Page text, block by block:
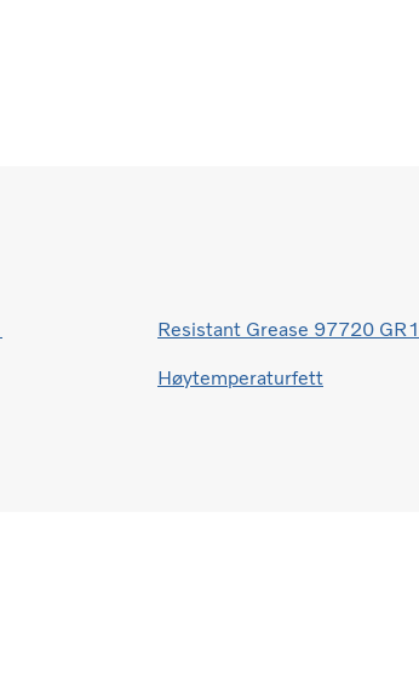
Resistant Grease 97720
Høytemperaturfett